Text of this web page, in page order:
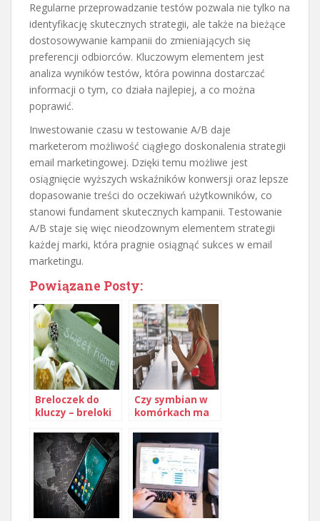
Regularne przeprowadzanie testów pozwala nie tylko na
identyfikację skutecznych strategii, ale także na bieżące
dostosowywanie kampanii do zmieniających się
preferencji odbiorców. Kluczowym elementem jest
analiza wyników testów, która powinna dostarczać
informacji o tym, co działa najlepiej, a co można
poprawić.
Inwestowanie czasu w testowanie A/B daje
marketerom możliwość ciągłego doskonalenia strategii
email marketingowej. Dzięki temu możliwe jest
osiągnięcie wyższych wskaźników konwersji oraz lepsze
dopasowanie treści do oczekiwań użytkowników, co
stanowi fundament skutecznych kampanii. Testowanie
A/B staje się więc nieodzownym elementem strategii
każdej marki, która pragnie osiągnąć sukces w email
marketingu.
Powiązane Posty:
Breloczek do
kluczy – breloki
hotelowych.
Breloki akrylowe
Czy symbian w
komórkach ma